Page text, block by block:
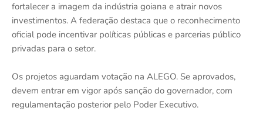
fortalecer a imagem da indústria goiana e atrair novos
investimentos. A federação destaca que o reconhecimento
oficial pode incentivar políticas públicas e parcerias público
privadas para o setor.
Os projetos aguardam votação na ALEGO. Se aprovados,
devem entrar em vigor após sanção do governador, com
regulamentação posterior pelo Poder Executivo.